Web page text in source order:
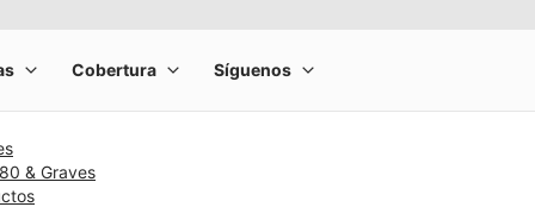
& Graves